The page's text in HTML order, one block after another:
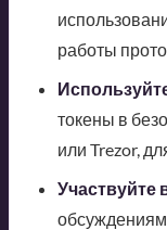
работы
токены в
или Trezor,
Участвуйте